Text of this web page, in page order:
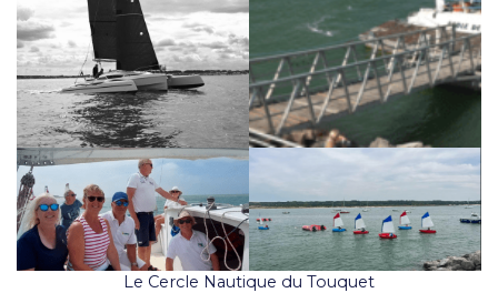
Le Cercle Nautique du Touquet